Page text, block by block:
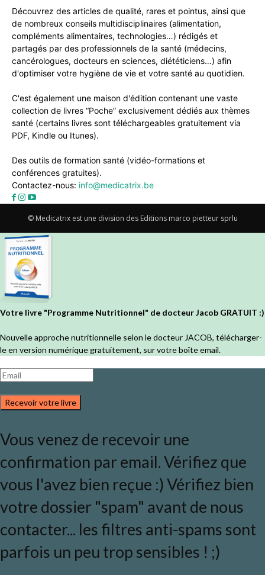
Découvrez des articles de qualité, rares et pointus, ainsi que
de nombreux conseils multidisciplinaires (alimentation,
compléments alimentaires, technologies…) rédigés et
partagés par des professionnels de la santé (médecins,
cancérologues, docteurs en sciences, diététiciens…) afin
d'optimiser votre hygiène de vie et votre santé au quotidien.
C'est également une maison d'édition contenant une vaste
collection de livres “Poche” exclusivement dédiés aux thèmes
santé (certains livres sont téléchargeables gratuitement via
PDF, Kindle ou Itunes).
Des outils de formation santé (vidéo-formations et
conférences gratuites).
Contactez-nous: info@medicatrix.be
© Medicatrix est une division des Editions marco pietteur sprlu
Votre livre "Programme Nutritionnel" de docteur Jacob GRATUIT :)
Nouvelle approche nutritionnelle selon le docteur JACOB, télécharger-
le en version numérique gratuitement, sur votre boîte email.
Recevoir votre livre
Vous venez de recevoir une
confirmation par email. Vérifiez que
vous l'avez bien reçue :) Vérifiez bien
votre dossier "spam" avant de nous
contacter... les filtres anti-spams sont
parfois un peu trop sensibles ! ;)